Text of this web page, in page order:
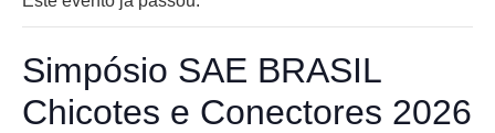
Simpósio SAE BRASIL
Chicotes e Conectores 2026